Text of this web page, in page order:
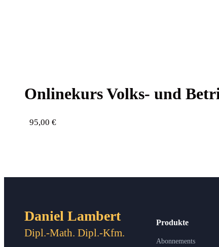
Online­kurs Volks- und
95,00 €
Daniel Lambert
Dipl.-Math. Dipl.-Kfm.
Produkte
Abonnements